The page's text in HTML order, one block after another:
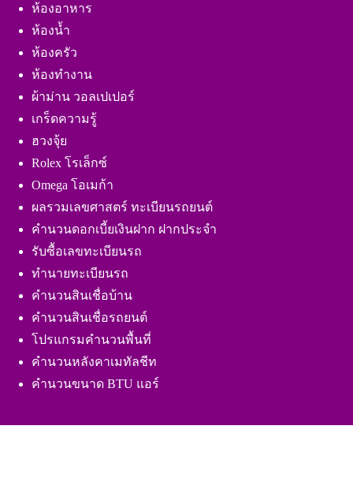
ห้องอาหาร
ห้องน้ำ
ห้องครัว
ห้องทำงาน
ผ้าม่าน วอลเปเปอร์
เกร็ดความรู้
ฮวงจุ้ย
Rolex โรเล็กซ์
Omega โอเมก้า
ผลรวมเลขศาสตร์ ทะเบียนรถยนต์
คำนวนดอกเบี้ยเงินฝาก ฝากประจำ
รับซื้อเลขทะเบียนรถ
ทำนายทะเบียนรถ
คำนวนสินเชื่อบ้าน
คำนวนสินเชื่อรถยนต์
โปรแกรมคำนวนพื้นที่
คำนวนหลังคาเมทัลชีท
คำนวนขนาด BTU แอร์